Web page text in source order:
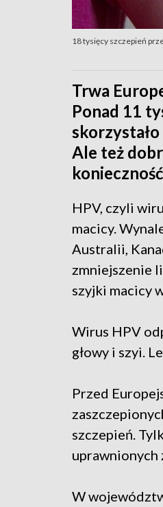
18 tysięcy szczepień
Trwa
Ponad 11
Ale też
HPV, czyli
macicy.
Australii,
zmniejszenie
szyjki macicy
Wirus HPV
głowy i szyi.
Przed
szczepień.
uprawnionych
W